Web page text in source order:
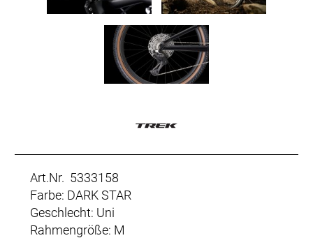
Art.Nr. 5333158
Farbe: DARK STAR
Geschlecht: Uni
Rahmengröße: M